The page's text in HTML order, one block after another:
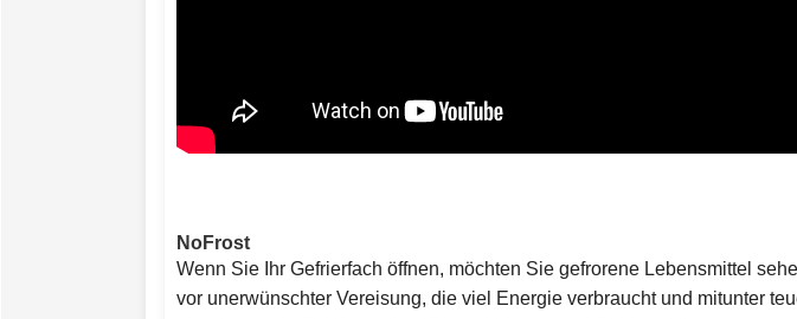
NoFrost
Wenn Sie Ihr Gefrierfach öffnen, möchten Sie gefrorene Lebensmittel
vor unerwünschter Vereisung, die viel Energie verbraucht und mitunter